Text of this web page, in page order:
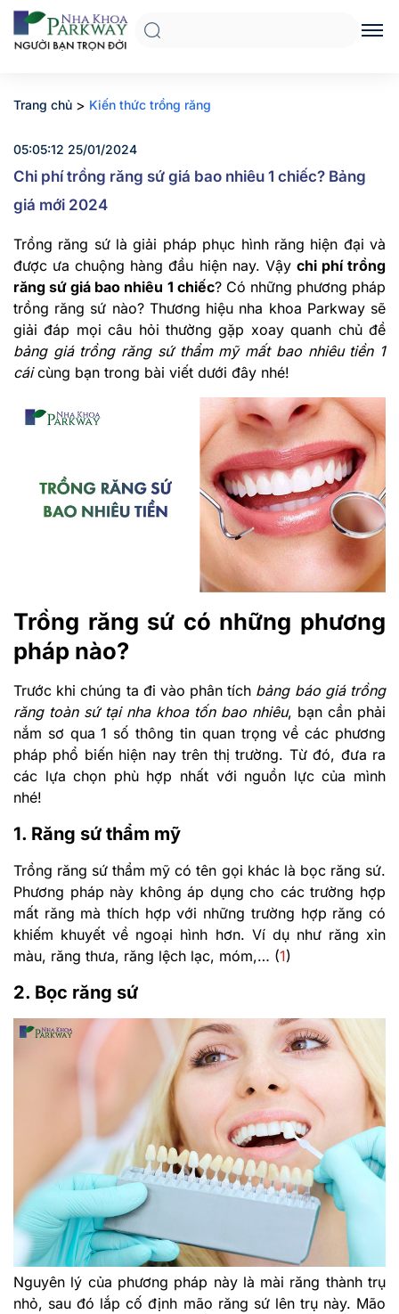
Trang chủ > Kiến thức trồng răng
05:05:12 25/01/2024
Chi phí trồng răng sứ giá bao nhiêu 1 chiếc? Bảng
giá mới 2024
Trồng răng sứ là giải pháp phục hình răng hiện đại và
được ưa chuộng hàng đầu hiện nay. Vậy chi phí trồng
răng sứ giá bao nhiêu 1 chiếc? Có những phương pháp
trồng răng sứ nào? Thương hiệu nha khoa Parkway sẽ
giải đáp mọi câu hỏi thường gặp xoay quanh chủ đề
bảng giá trồng răng sứ thẩm mỹ mất bao nhiêu tiền 1
cáicùng bạn trong bài viết dưới đây nhé!
Trồng răng sứ có những phương
pháp nào?
Trước khi chúng ta đi vào phân tích bảng báo giá trồng
răng toàn sứ tại nha khoa tốn bao nhiêu, bạn cần phải
nắm sơ qua 1 số thông tin quan trọng về các phương
pháp phổ biến hiện nay trên thị trường. Từ đó, đưa ra
các lựa chọn phù hợp nhất với nguồn lực của mình
nhé!
1. Răng sứ thẩm mỹ
Trồng răng sứ thẩm mỹ có tên gọi khác là bọc răng sứ.
Phương pháp này không áp dụng cho các trường hợp
mất răng mà thích hợp với những trường hợp răng có
khiếm khuyết về ngoại hình hơn. Ví dụ như răng xỉn
màu, răng thưa, răng lệch lạc, móm,… (1)
2. Bọc răng sứ
Nguyên lý của phương pháp này là mài răng thành trụ
nhỏ, sau đó lắp cố định mão răng sứ lên trụ này. Mão